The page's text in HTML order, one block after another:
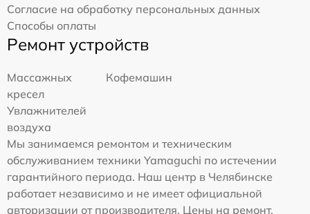
Согласие на обработку персональных данных
Способы оплаты
Ремонт устройств
Массажных
кресел
Кофемашин
Увлажнителей
воздуха
Мы занимаемся ремонтом и техническим
обслуживанием техники Yamaguchi по истечении
гарантийного периода. Наш центр в Челябинске
работает независимо и не имеет официальной
авторизации от производителя. Цены на ремонт,